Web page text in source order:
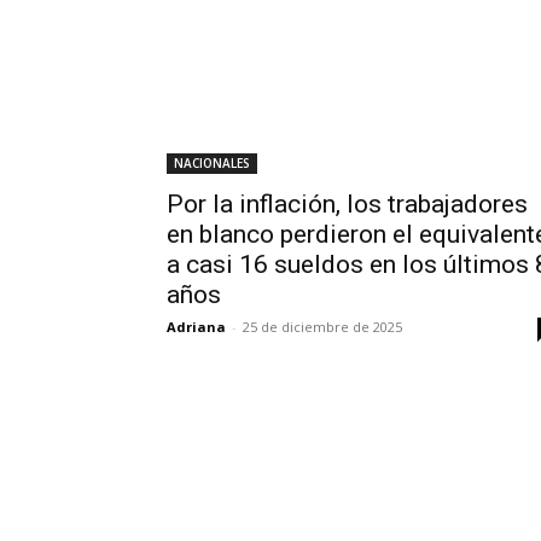
NACIONALES
Por la inflación, los trabajadores
en blanco perdieron el
a casi 16 sueldos en los últimos
años
Adriana - 25 de diciembre de 2025